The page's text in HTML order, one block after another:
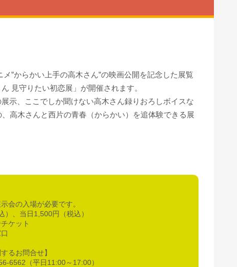
”からかい上手の高木さん”の映画公開を記念した展覧
見守りたい初恋展」が開催されます。
示、ここでしか聞けない高木さん録りおろしボイスな
高木さんと西片の青春（からかい）を追体験できる展
会の入場が必要です。
、当日1,500円（税込）
ケット
るお問合せ】
6562（平日11:00～17:00）